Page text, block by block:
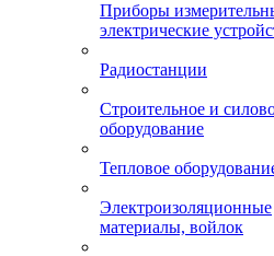
Приборы
электрические
Радиостанции
Строительное и
оборудование
Тепловое
Электроизоляционные
материалы, войлок